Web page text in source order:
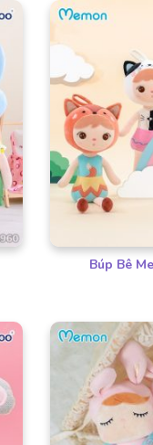
Búp Bê